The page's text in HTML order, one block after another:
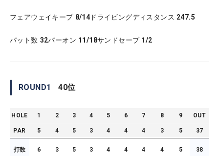
フェアウェイキープ 8/14 ドライビングディスタンス 247.5
パット数 32パーオン 11/18サンドセーブ 1/2
ROUND1 40位
HOLE 1 2 3 4 5 6 7 8 9 OUT
PAR 5 4 5 3 4 4 4 3 5 37
打数 6 3 5 3 4 4 4 4 5 38